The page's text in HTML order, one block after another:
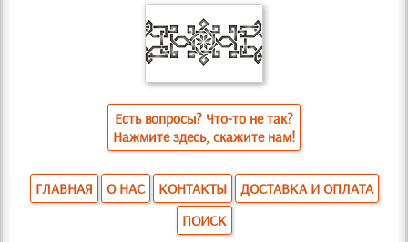
Есть вопросы? Что-то не так?
Нажмите здесь, скажите нам!
ГЛАВНАЯ О НАС КОНТАКТЫ
ДОСТАВКА И ОПЛАТА
ПОИСК